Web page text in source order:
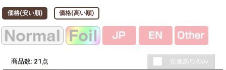
価格(安い順) 価格(高い順)
商品数: 21 点